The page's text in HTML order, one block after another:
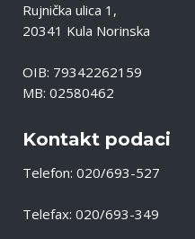
Rujnička ulica 1,
20341 Kula Norinska
OIB: 79342262159
MB: 02580462
Kontakt podaci
Telefon: 020/693-527
Telefax: 020/693-349